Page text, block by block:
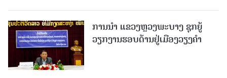
ການນຳ ແຂວງຫຼວງພະບາງ ຊຸກຍູ້
ວຽກງານຮອບດ້ານຢູ່ເມືອງວຽງຄໍາ